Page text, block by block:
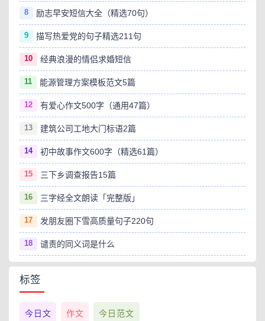
8 励志早安短信大全（精选70句）
9 描写热爱党的句子精选211句
10 经典浪漫的情侣求婚短信
11 能源管理方案模板范文5篇
12 有爱心作文500字（通用47篇）
13 建筑公司工地大门标语2篇
14 初中故事作文600字（精选61篇）
15 三下乡调查报告15篇
16 三字经全文朗读「完整版」
17 发朋友圈下雪高质量句子220句
18 谴责的同义词是什么
标签
今日文 作文 今日范文